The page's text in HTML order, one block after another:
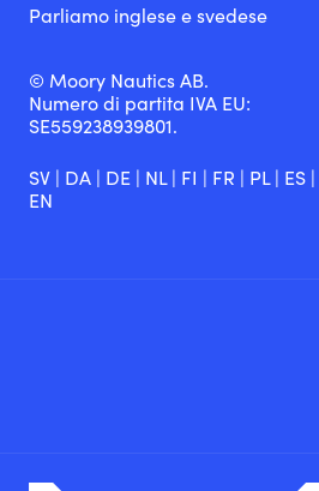
Parliamo inglese e svedese
© Moory Nautics AB.
Numero di partita IVA EU:
SE559238939801.
SV | DA | DE | NL| FI | FR | PL| ES |
EN